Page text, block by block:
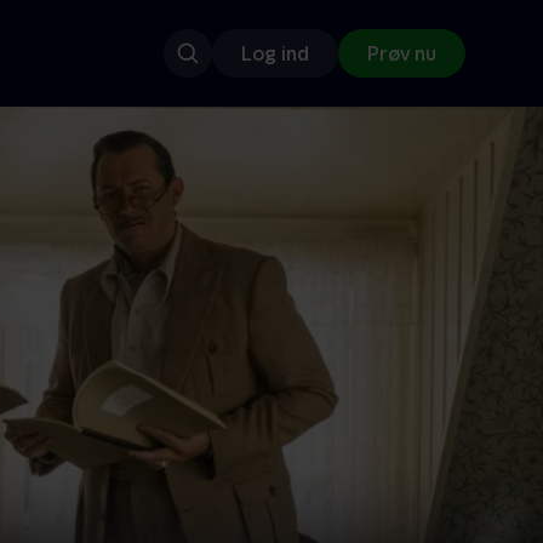
Log ind Prøv nu